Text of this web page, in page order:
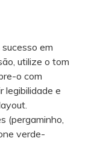
em
utilize o tom
o com
legibilidade e
(pergaminho,
verde-